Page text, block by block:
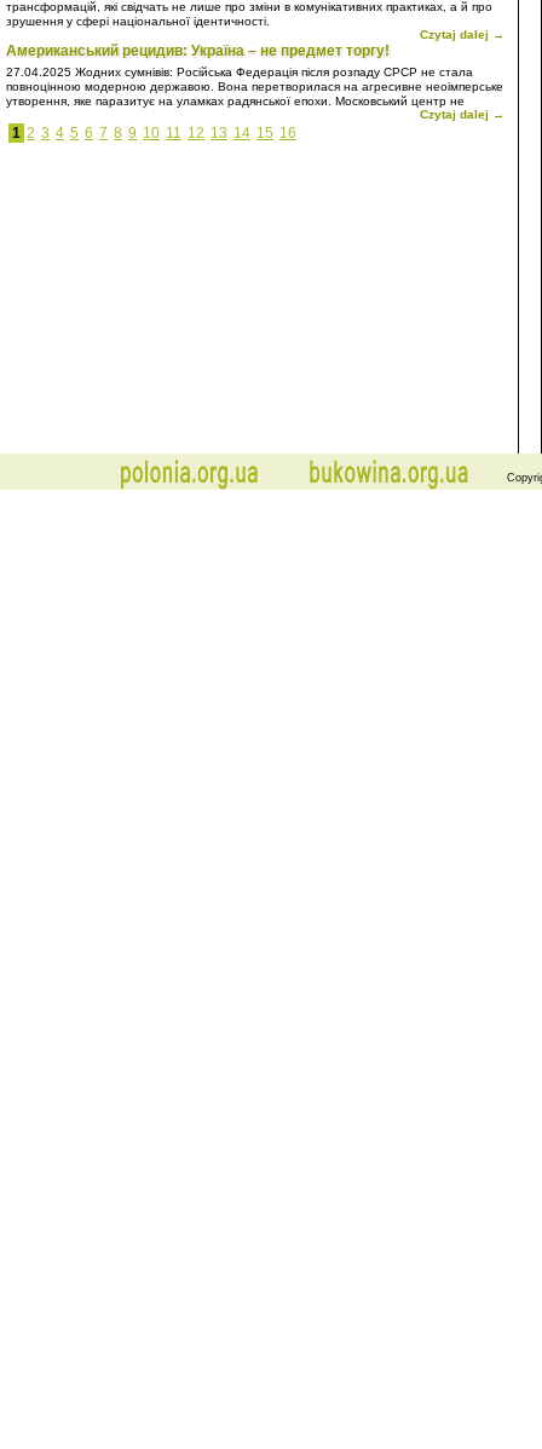
трансформацій, які свідчать не лише про зміни в комунікативних практиках, а й про
зрушення у сфері національної ідентичності.
Czytaj dalej →
Американський рецидив: Україна – не предмет торгу!
27.04.2025 Жодних сумнівів: Російська Федерація після розпаду СРСР не стала
повноцінною модерною державою. Вона перетворилася на агресивне неоімперське
утворення, яке паразитує на уламках радянської епохи. Московський центр не
просто відмовився інтегруватися у світову спільноту на засадах рівноправного
партнерства, він обрав шлях домінування, підкорення та експансії. Власне, Росія є
типовою неоколонією – лише з тією відмінністю, що вона прагне сама бути
Czytaj dalej →
1 2 3 4 5 6 7 8 9 10 11 12 13 14 15 16